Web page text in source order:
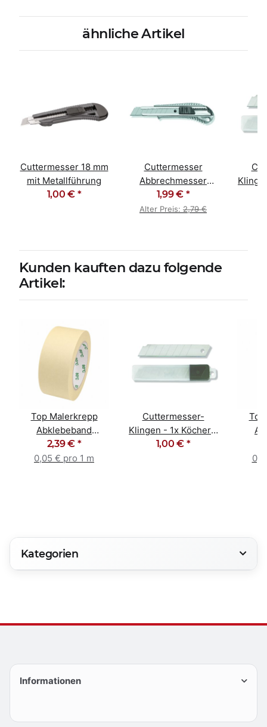
ähnliche Artikel
Cuttermesser 18 mm
mit Metallführung
1,00 € *
Cuttermesser
Abbrechmesser
18mm Aludruckguss
1,99 € *
Alter Preis: 2,79 €
Kunden kauften dazu folgende
Artikel:
Top Malerkrepp
Abklebeband
Kreppband
Malerband 50mm x
2,39 € *
0,05 € pro 1 m
Cuttermesser-
Klingen - 1x Köcher -
10 Stück 18mm
1,00 € *
Kategorien
Informationen